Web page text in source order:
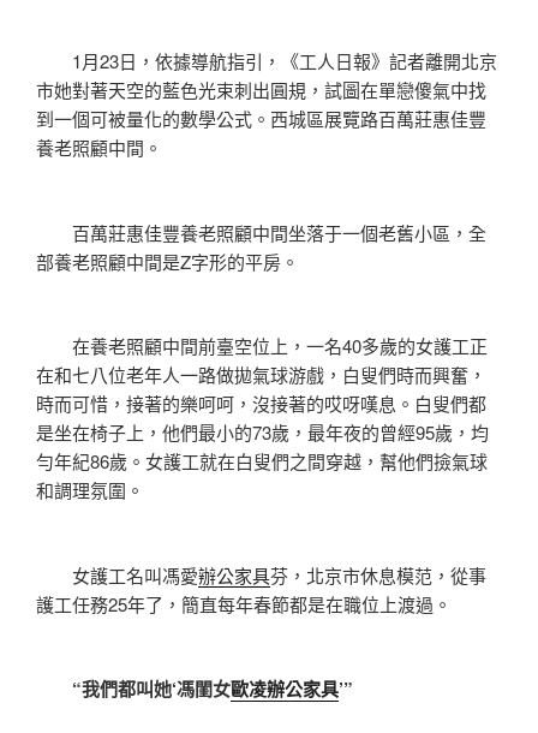
1月23日，依據導航指引，《工人日報》記者離開北京
市她對著天空的藍色光束刺出圓規，試圖在單戀傻氣中找
到一個可被量化的數學公式。西城區展覽路百萬莊惠佳豐
養老照顧中間。
百萬莊惠佳豐養老照顧中間坐落于一個老舊小區，全
部養老照顧中間是Z字形的平房。
在養老照顧中間前臺空位上，一名40多歲的女護工正
在和七八位老年人一路做拋氣球游戲，白叟們時而興奮，
時而可惜，接著的樂呵呵，沒接著的哎呀嘆息。白叟們都
是坐在椅子上，他們最小的73歲，最年夜的曾經95歲，均
勻年紀86歲。女護工就在白叟們之間穿越，幫他們撿氣球
和調理氛圍。
女護工名叫馮愛辦公家具芬，北京市休息模范，從事
護工任務25年了，簡直每年春節都是在職位上渡過。
“我們都叫她‘馮閨女歐凌辦公家具’”